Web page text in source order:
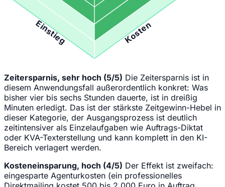
Kosten
Einstieg
Zeitersparnis, sehr hoch (5/5) Die Zeitersparnis ist in
diesem Anwendungsfall außerordentlich konkret: Was
bisher vier bis sechs Stunden dauerte, ist in dreißig
Minuten erledigt. Das ist der stärkste Zeitgewinn-Hebel in
dieser Kategorie, der Ausgangsprozess ist deutlich
zeitintensiver als Einzelaufgaben wie Auftrags-Diktat
oder KVA-Texterstellung und kann komplett in den KI-
Bereich verlagert werden.
Kosteneinsparung, hoch (4/5) Der Effekt ist zweifach:
eingesparte Agenturkosten (ein professionelles